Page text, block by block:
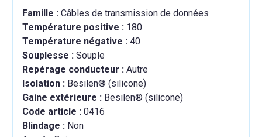
Famille : Câbles de transmission de données
Température positive : 180
Température négative : 40
Souplesse : Souple
Repérage conducteur : Autre
Isolation : Besilen® (silicone)
Gaine extérieure : Besilen® (silicone)
Code article : 0416
Blindage : Non